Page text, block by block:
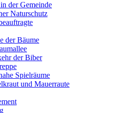
der Gemeinde
Naturschutz
der Bäume
der Biber
Spielräume
und Mauerraute